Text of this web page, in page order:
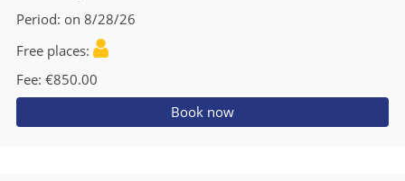
Period on 8/28/26
Free places
Fee €850.00
Book now